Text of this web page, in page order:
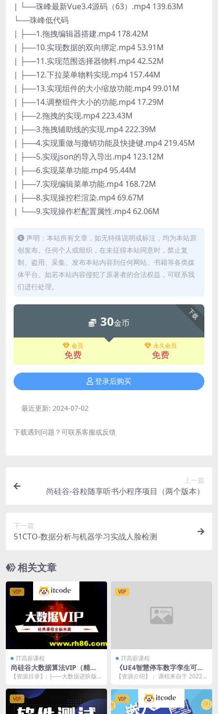
| └──珠峰最新Vue3.4源码（63）.mp4 139.63M
└──珠峰低代码
| ├──1.拖拽编辑器搭建.mp4 178.42M
| ├──10.实现数据的双向绑定.mp4 53.91M
| ├──11.实现范围选择器物料.mp4 42.52M
| ├──12.下拉菜单物料实现.mp4 157.44M
| ├──13.实现组件的大小缩放功能.mp4 99.01M
| ├──14.调整组件大小的功能.mp4 17.29M
| ├──2.拖拽的实现.mp4 223.43M
| ├──3.拖拽辅助线的实现.mp4 222.39M
| ├──4.实现重做与撤销功能及快捷键.mp4 219.45M
| ├──5.实现json的导入导出.mp4 123.12M
| ├──6.实现菜单功能.mp4 95.44M
| ├──7.实现编辑菜单功能.mp4 168.72M
| ├──8.实现操控栏渲染.mp4 69.67M
| └──9.实现操作栏配置属性.mp4 62.06M
声明：本站所有文章，如无特殊说明或标注，均为本站原
创发布。任何个人或组织，在未征得本站同意时，禁止复
制、盗用、采集、发布本站内容到任何网站、书籍等各类媒
体平台。如若本站内容侵犯了原著者的合法权益，可联系我
们进行处理。
下载
30金币
会员
免费
永久会员
免费
登录后购买
最近更新: 2024-07-02
下载遇到问题？可联系客服或反馈
上一篇
尚硅谷-谷粒随享听书小程序项目（两个版本）
下一篇
51CTO-数据分析与机器学习实战人脸检测
相关文章
VIP
IT高薪课程
尚硅谷大数据算法VIP（精选
版）
【资源目录】: ├──大数据进阶版
-...
VIP
IT高薪课程
《UE4智慧停车数字孪生可视
化》实战项目
【资源介绍】： 课程来自于 2022
化》实战项目，...
VIP VIP